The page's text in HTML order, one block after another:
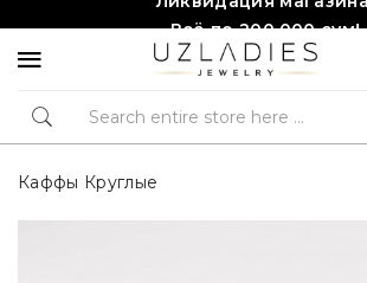
Всё по 200,000 сум!
Торопитесь, количество
Каффы Круглые